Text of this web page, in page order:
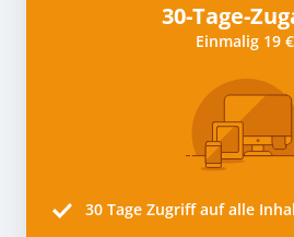
30-Tage-
Einmalig 19 €
30 Tage Zugriff auf alle